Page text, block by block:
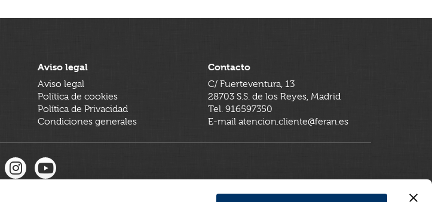
Aviso legal
Aviso legal
Política de cookies
Política de Privacidad
Condiciones generales
Contacto
C/ Fuerteventura, 13
28703 S.S. de los Reyes, Madrid
Tel. 916597350
E-mail atencion.cliente@feran.es